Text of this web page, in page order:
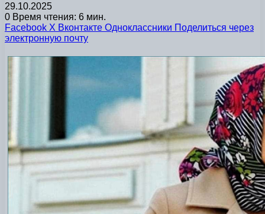
29.10.2025
0 Время чтения: 6 мин.
Facebook X Вконтакте Одноклассники Поделиться через
электронную почту